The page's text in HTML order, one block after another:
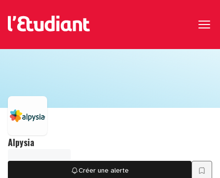
Alpysia
Créer une alerte